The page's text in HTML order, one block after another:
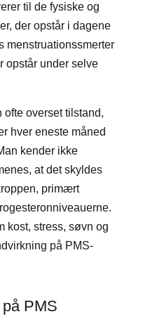
til de fysiske og
der opstår i dagene
menstruationssmerter
opstår under selve
ofte overset tilstand,
hver eneste måned
kender ikke
at det skyldes
primært
kost, stress, søvn og
på PMS-
PMS